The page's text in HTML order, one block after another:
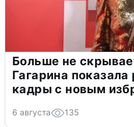
Больше не
Гагарина
кадры с новым
6 августа 135